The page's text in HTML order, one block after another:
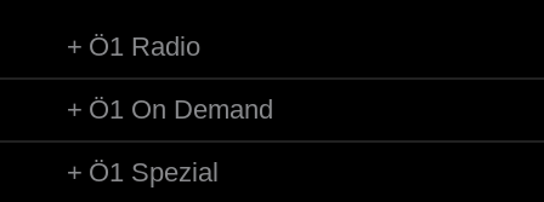
Ö1 Radio
Ö1 On Demand
Ö1 Spezial